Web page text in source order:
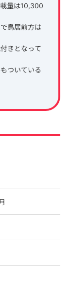
量は10,300
鳥居前方は
きとなって
ついている